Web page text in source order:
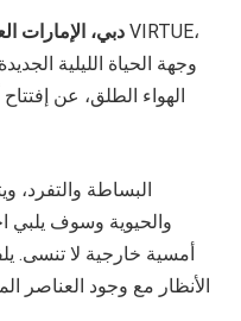
دبي، الإمارات
وجهة الحياة الليلية
الهواء الطلق، عن
والحيوية وسوف يلبي
أمسية خارجية لا تنسى.
الأنظار مع وجود العناصر